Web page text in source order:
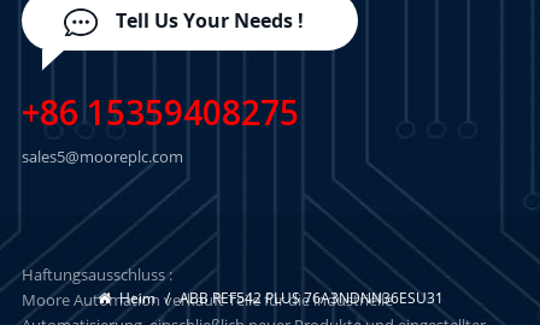
Heim / ABB REF542 PLUS 76A3NDNN36ESU31
Tell Us Your Needs !
+86 15359408275
sales5@mooreplc.com
Haftungsausschluss :
Moore Automation verkauft Teile für die industrielle